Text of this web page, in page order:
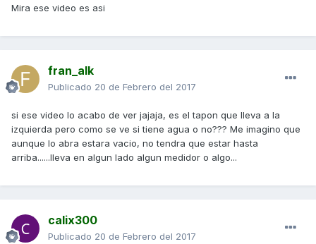
Mira ese video es asi
fran_alk
Publicado 20 de Febrero del 2017
si ese video lo acabo de ver jajaja, es el tapon que lleva a la
izquierda pero como se ve si tiene agua o no??? Me imagino que
aunque lo abra estara vacio, no tendra que estar hasta
arriba......lleva en algun lado algun medidor o algo...
calix300
Publicado 20 de Febrero del 2017